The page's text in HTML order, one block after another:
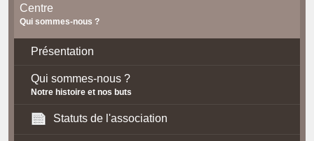
Centre
Qui sommes-nous ?
Présentation
Qui sommes-nous ?
Notre histoire et nos buts
Statuts de l'association